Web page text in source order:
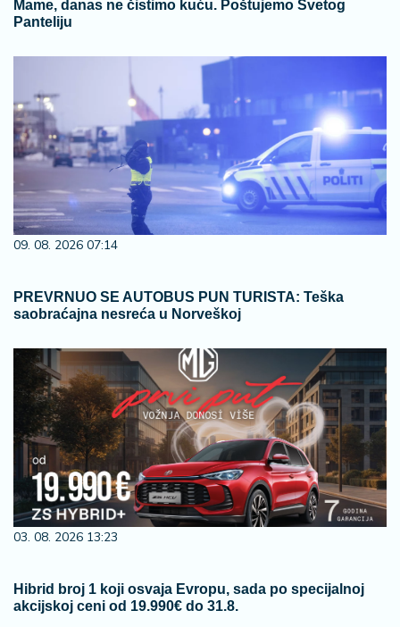
Mame, danas ne čistimo kuću. Poštujemo Svetog
Panteliju
09. 08. 2026 07:14
PREVRNUO SE AUTOBUS PUN TURISTA: Teška
saobraćajna nesreća u Norveškoj
03. 08. 2026 13:23
Hibrid broj 1 koji osvaja Evropu, sada po specijalnoj
akcijskoj ceni od 19.990€ do 31.8.